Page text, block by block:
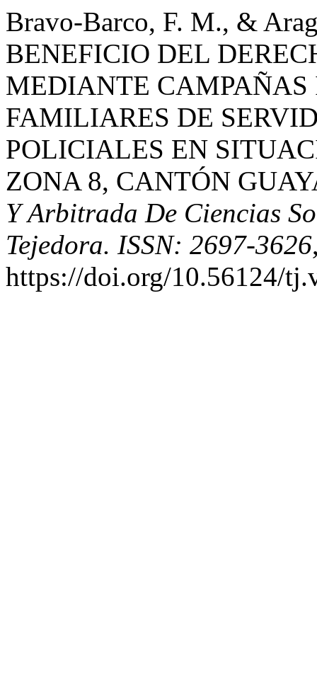
Bravo-Barco, F. M., &
BENEFICIO DEL
MEDIANTE CAMPAÑAS
FAMILIARES DE
POLICIALES EN
ZONA 8, CANTÓN
Y Arbitrada De Ciencias
Tejedora. ISSN: 2697-3626
https://doi.org/10.56124/